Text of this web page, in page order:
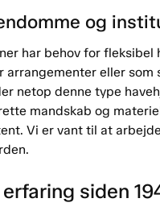
og
har behov for
eller som
netop denne type
mandskab og
Vi er vant til at
siden